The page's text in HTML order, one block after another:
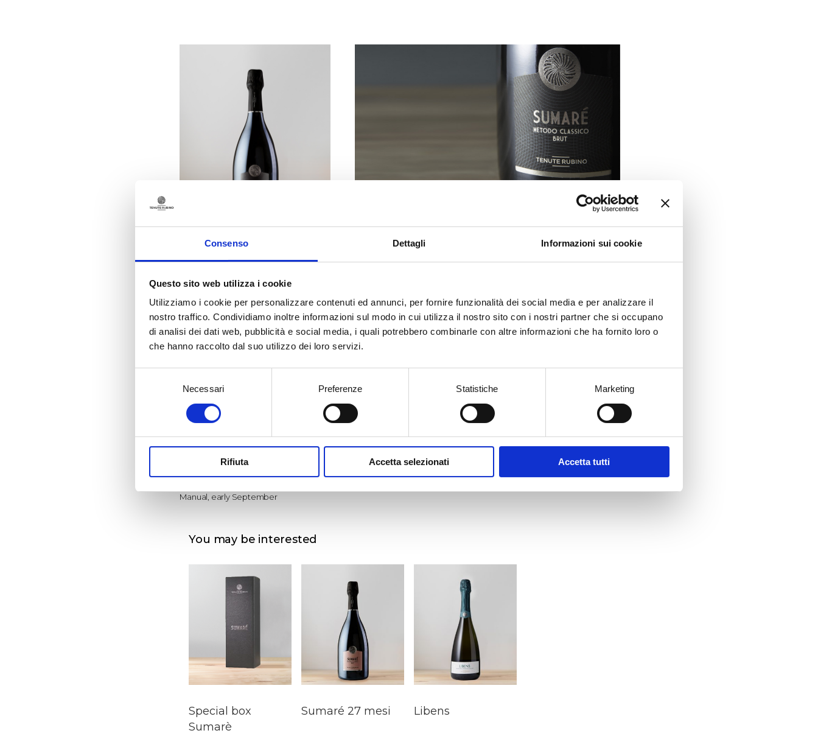
Consenso Dettagli Informazioni sui cookie
Questo sito web utilizza i cookie
Utilizziamo i cookie per personalizzare contenuti ed annunci, per fornire funzionalità dei social media e per analizzare il
nostro traffico. Condividiamo inoltre informazioni sul modo in cui utilizza il nostro sito con i nostri partner che si occupano
di analisi dei dati web, pubblicità e social media, i quali potrebbero combinarle con altre informazioni che ha fornito loro o
che hanno raccolto dal suo utilizzo dei loro servizi.
Necessari Preferenze Statistiche Marketing
Rifiuta Accetta selezionati Accetta tutti
Out of stock
Estate Characteristics
Susumaniello
Jaddico
Altitude
At sea level
Sandy
Training system
Manual, early September
Vinification
Between 16-18°C in steel
Sparkling Process
In the bottle
Ageing
incomparable harmony
You may be interested
Special box
Sumarè
Sumaré 27 mesi Libens